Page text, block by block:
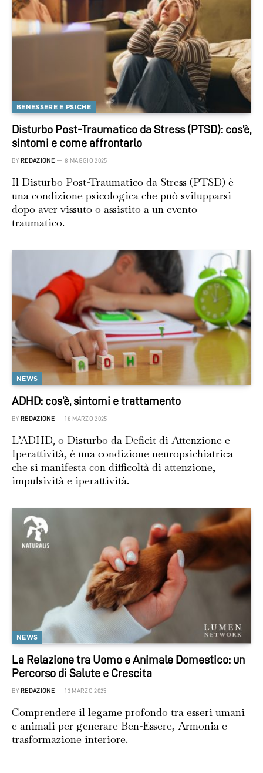
BENESSERE E PSICHE
Disturbo Post-Traumatico da Stress (PTSD): cos’è,
sintomi e come affrontarlo
BY REDAZIONE 8 MAGGIO 2025
Il Disturbo Post-Traumatico da Stress (PTSD) è
una condizione psicologica che può svilupparsi
dopo aver vissuto o assistito a un evento
traumatico.
NEWS
ADHD: cos’è, sintomi e trattamento
BY REDAZIONE 18 MARZO 2025
L’ADHD, o Disturbo da Deficit di Attenzione e
Iperattività, è una condizione neuropsichiatrica
che si manifesta con difficoltà di attenzione,
impulsività e iperattività.
NEWS
La Relazione tra Uomo e Animale Domestico: un
Percorso di Salute e Crescita
BY REDAZIONE 13 MARZO 2025
Comprendere il legame profondo tra esseri umani
e animali per generare Ben-Essere, Armonia e
trasformazione interiore.